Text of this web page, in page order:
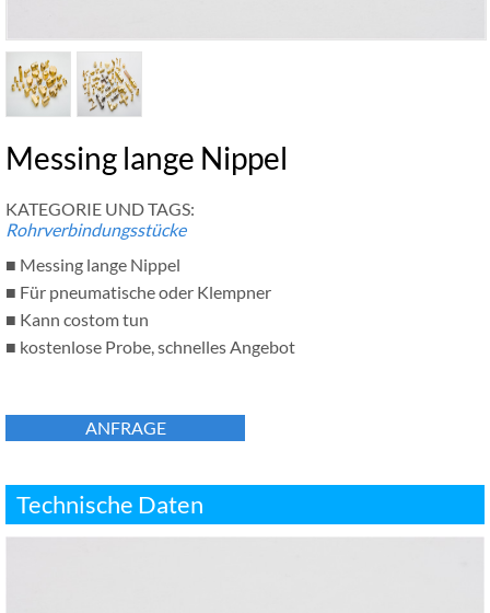
Messing lange Nippel
KATEGORIE UND TAGS:
Rohrverbindungsstücke
■ Messing lange Nippel
■ Für pneumatische oder Klempner
■ Kann costom tun
■ kostenlose Probe, schnelles Angebot
ANFRAGE
Technische Daten